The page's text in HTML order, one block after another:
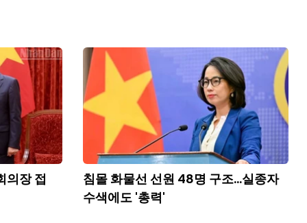
의장 접
침몰 화물선 선원 48명 구조...실종자
수색에도 '총력'